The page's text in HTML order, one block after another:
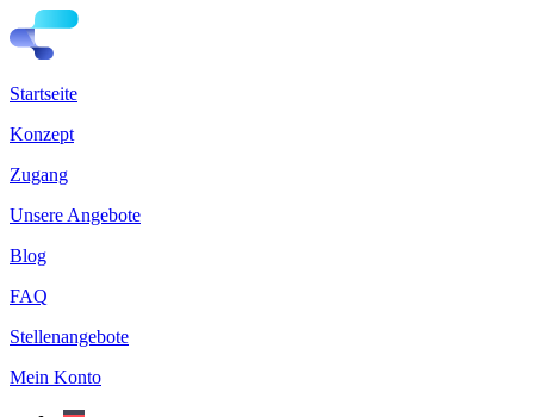
Startseite
Konzept
Zugang
Unsere Angebote
Blog
FAQ
Stellenangebote
Mein Konto